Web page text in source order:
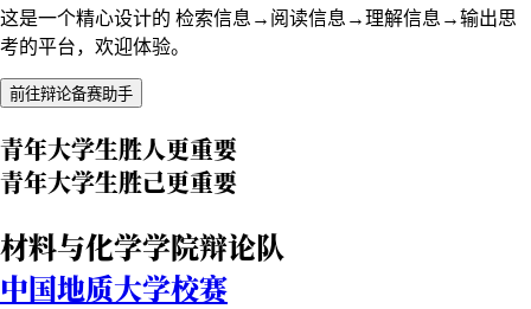
这是一个精心设计的 检索信息→阅读信息→理解信息→输出思
考的平台，欢迎体验。
前往辩论备赛助手
青年大学生胜人更重要
青年大学生胜己更重要
材料与化学学院辩论队
中国地质大学校赛